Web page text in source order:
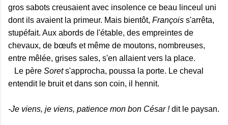
gros sabots creusaient avec insolence ce beau linceul uni
dont ils avaient la primeur. Mais bientôt, François s'arrêta,
stupéfait. Aux abords de l'étable, des empreintes de
chevaux, de bœufs et même de moutons, nombreuses,
entre mêlée, grises sales, s'en allaient vers la place.
Le père Sorets'approcha, poussa la porte. Le cheval
entendit le bruit et dans son coin, il hennit.
-Je viens, je viens, patience mon bon César !dit le paysan.